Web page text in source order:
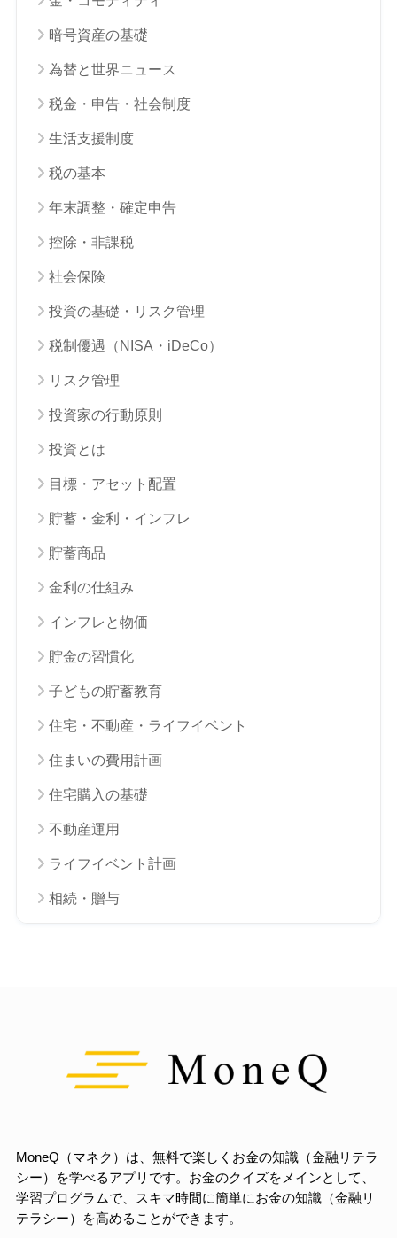
暗号資産の基礎
為替と世界ニュース
税金・申告・社会制度
生活支援制度
税の基本
年末調整・確定申告
控除・非課税
社会保険
投資の基礎・リスク管理
税制優遇（NISA・iDeCo）
リスク管理
投資家の行動原則
投資とは
目標・アセット配置
貯蓄・金利・インフレ
貯蓄商品
金利の仕組み
インフレと物価
貯金の習慣化
子どもの貯蓄教育
住宅・不動産・ライフイベント
住まいの費用計画
住宅購入の基礎
不動産運用
ライフイベント計画
相続・贈与
MoneQ（マネク）は、無料で楽しくお金の知識（金融リテラ
シー）を学べるアプリです。お金のクイズをメインとして、
学習プログラムで、スキマ時間に簡単にお金の知識（金融リ
テラシー）を高めることができます。